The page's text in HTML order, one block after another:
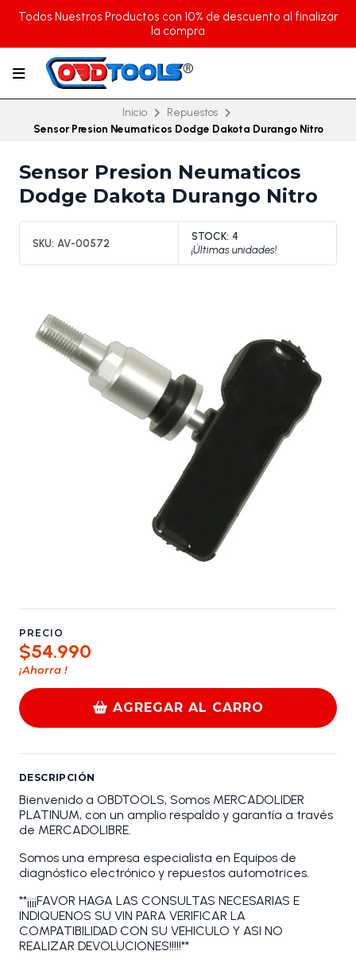
Todos Nuestros Productos con 10% de descuento al finalizar
la compra
Inicio
Repuestos
Sensor Presion Neumaticos Dodge Dakota Durango Nitro
Sensor Presion Neumaticos
Dodge Dakota Durango Nitro
SKU: AV-00572
STOCK: 4
¡Últimas unidades!
PRECIO
$54.990
¡Ahorra !
AGREGAR AL CARRO
DESCRIPCIÓN
Bienvenido a OBDTOOLS, Somos MERCADOLIDER
PLATINUM, con un amplio respaldo y garantía a través
de MERCADOLIBRE.
Somos una empresa especialista en Equipos de
diagnóstico electrónico y repuestos automotrices.
**¡¡¡¡FAVOR HAGA LAS CONSULTAS NECESARIAS E
INDIQUENOS SU VIN PARA VERIFICAR LA
COMPATIBILIDAD CON SU VEHICULO Y ASI NO
REALIZAR DEVOLUCIONES!!!!!**